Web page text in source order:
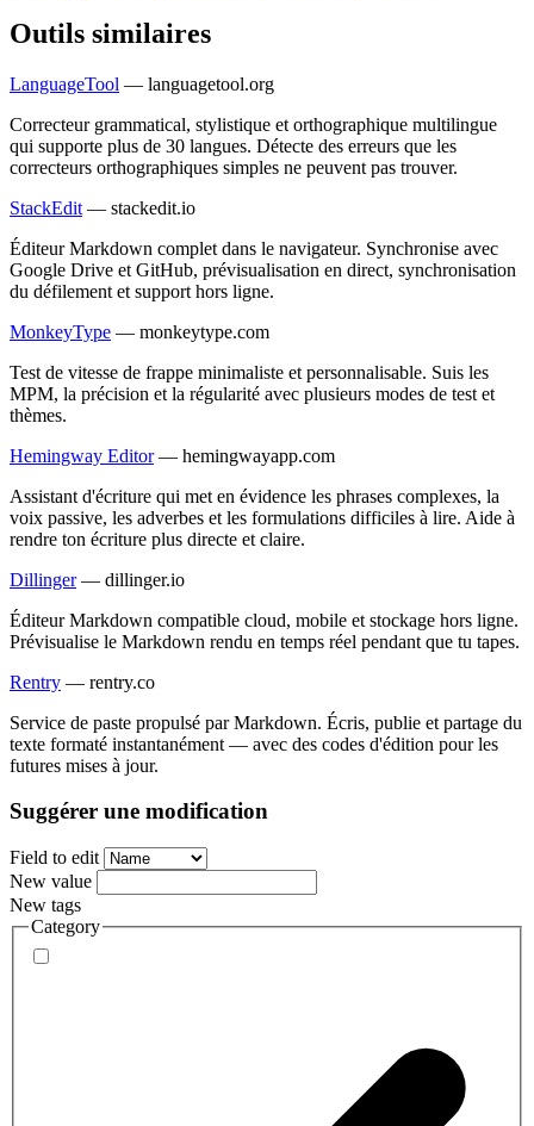
Outils similaires
LanguageTool — languagetool.org
Correcteur grammatical, stylistique et orthographique multilingue
qui supporte plus de 30 langues. Détecte des erreurs que les
correcteurs orthographiques simples ne peuvent pas trouver.
StackEdit — stackedit.io
Éditeur Markdown complet dans le navigateur. Synchronise avec
Google Drive et GitHub, prévisualisation en direct, synchronisation
du défilement et support hors ligne.
MonkeyType — monkeytype.com
Test de vitesse de frappe minimaliste et personnalisable. Suis les
MPM, la précision et la régularité avec plusieurs modes de test et
thèmes.
Hemingway Editor — hemingwayapp.com
Assistant d'écriture qui met en évidence les phrases complexes, la
voix passive, les adverbes et les formulations difficiles à lire. Aide à
rendre ton écriture plus directe et claire.
Dillinger — dillinger.io
Éditeur Markdown compatible cloud, mobile et stockage hors ligne.
Prévisualise le Markdown rendu en temps réel pendant que tu tapes.
Rentry — rentry.co
Service de paste propulsé par Markdown. Écris, publie et partage du
texte formaté instantanément — avec des codes d'édition pour les
futures mises à jour.
Suggérer une modification
Field to edit
New value
New tags
Category